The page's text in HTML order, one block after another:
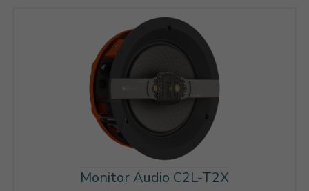
Monitor Audio C2L-T2X